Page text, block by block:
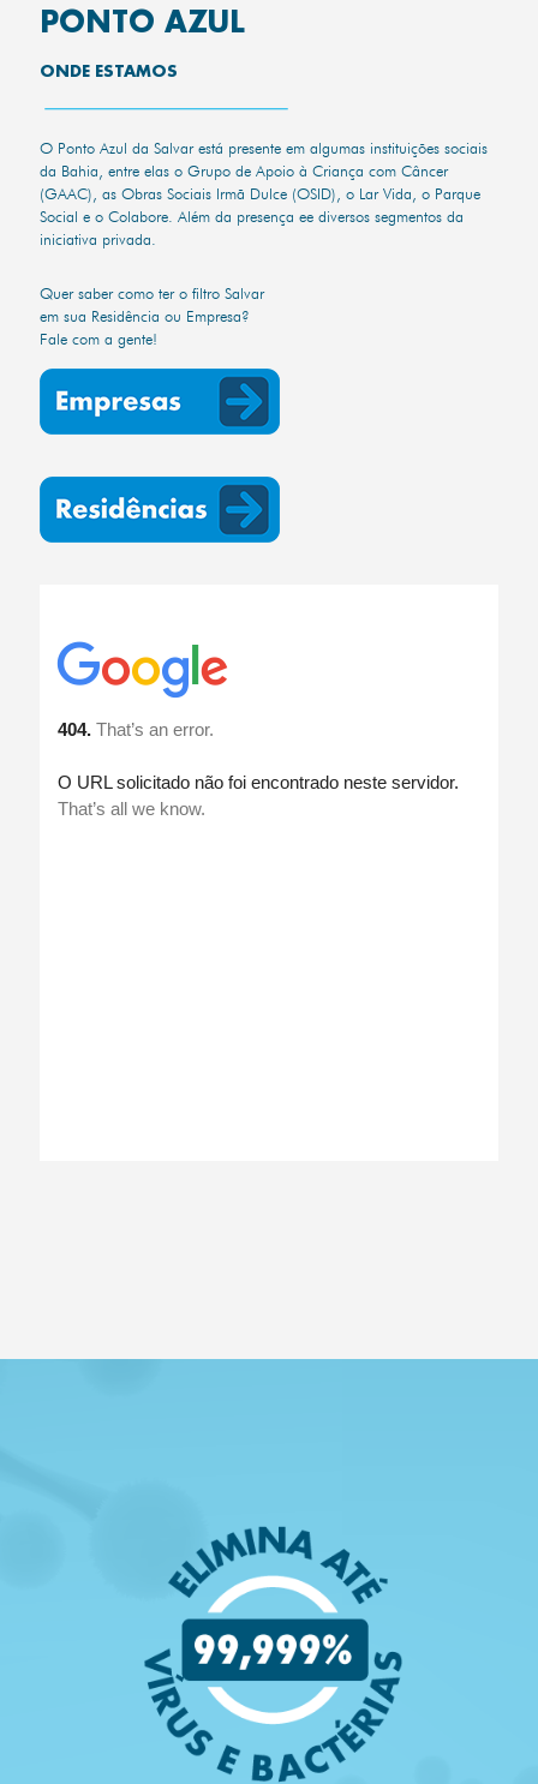
PONTO AZUL
ONDE ESTAMOS
O Ponto Azul da Salvar está presente em algumas instituições sociais
da Bahia, entre elas o Grupo de Apoio à Criança com Câncer
(GAAC), as Obras Sociais Irmã Dulce (OSID), o Lar Vida, o Parque
Social e o Colabore. Além da presença ee diversos segmentos da
iniciativa privada.
Quer saber como ter o filtro Salvar
em sua Residência ou Empresa?
Fale com a gente!